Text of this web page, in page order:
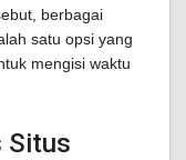
berbagai
satu opsi yang
mengisi waktu
Situs